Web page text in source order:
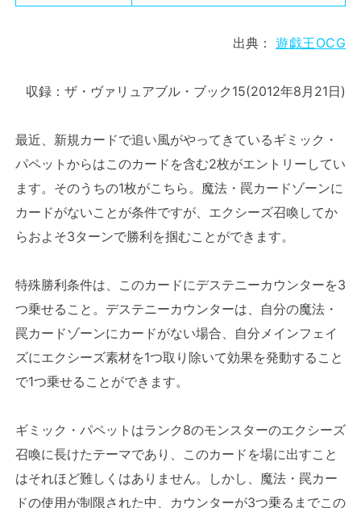
出典：遊戯王OCG
収録：ザ・ヴァリュアブル・ブック15(2012年8月21日)
最近、新規カードで追い風がやってきているギミック・
パペットからはこのカードを含む2枚がエントリーしてい
ます。そのうちの1枚がこちら。魔法・罠カードゾーンに
カードがないことが条件ですが、エクシーズ召喚してか
らおよそ3ターンで勝利を掴むことができます。
特殊勝利条件は、このカードにデステニーカウンターを3
つ乗せること。デステニーカウンターは、自分の魔法・
罠カードゾーンにカードがない場合、自分メインフェイ
ズにエクシーズ素材を1つ取り除いて効果を発動すること
で1つ乗せることができます。
ギミック・パペットはランク8のモンスターのエクシーズ
召喚に長けたテーマであり、このカードを場に出すこと
はそれほど難しくはありません。しかし、魔法・罠カー
ドの使用が制限された中、カウンターが3つ乗るまでこの